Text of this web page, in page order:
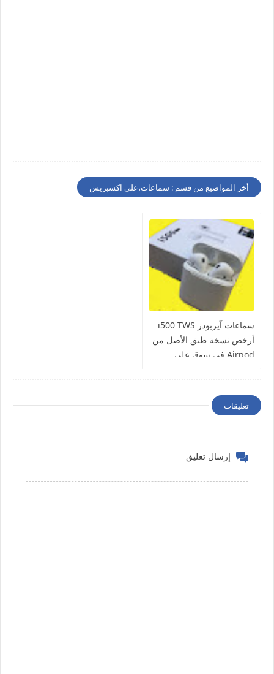
أخر المواضيع من قسم : سماعات،علي اكسبريس
سماعات آيربودز i500 TWS
أرخص نسخة طبق الأصل من
Airpod في سوق علي
تعليقات
إرسال تعليق